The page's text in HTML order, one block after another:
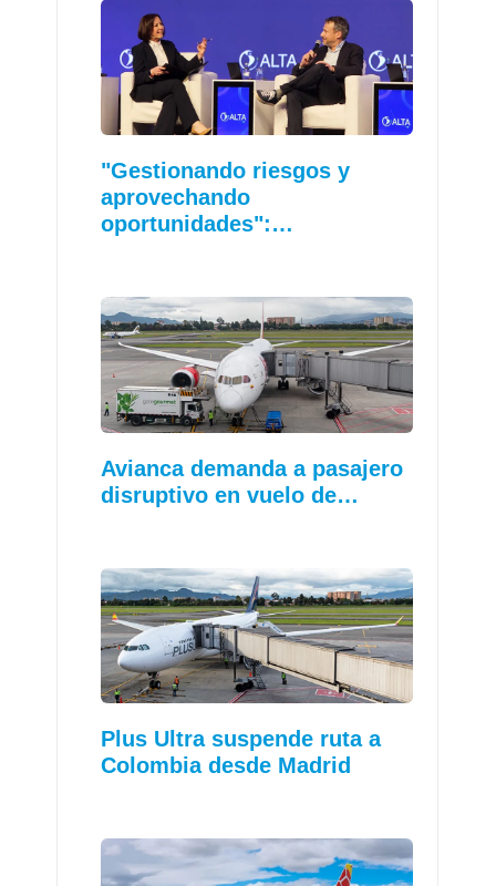
"Gestionando riesgos y
aprovechando
oportunidades":…
Avianca demanda a pasajero
disruptivo en vuelo de…
Plus Ultra suspende ruta a
Colombia desde Madrid